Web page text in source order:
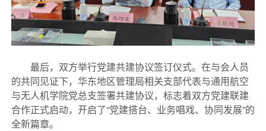
最后，双方举行党建共建协议签订仪式。在与会人员
的共同见证下，华东地区管理局相关支部代表与通用航空
与无人机学院党总支签署共建协议，标志着双方党建联建
合作正式启动，开启了“党建搭台、业务唱戏、协同发展”的
全新篇章。